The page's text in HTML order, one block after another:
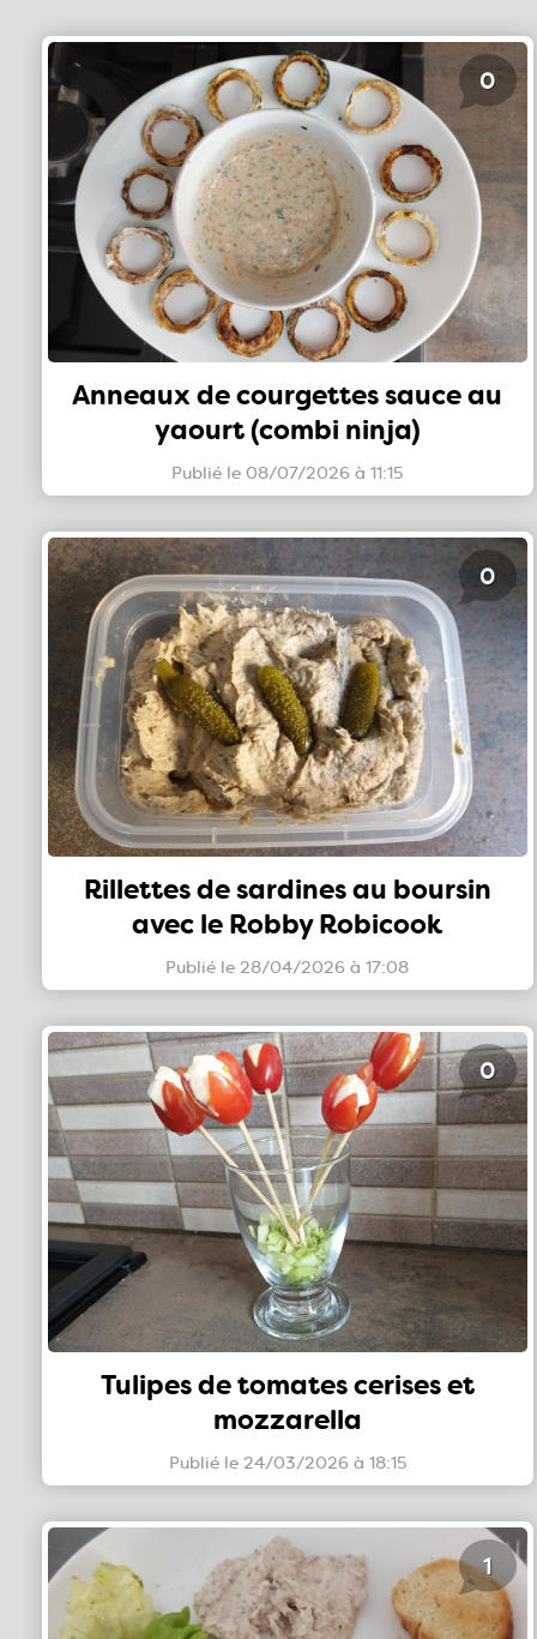
Anneaux de courgettes sauce au
yaourt (combi ninja)
Publié le 08/07/2026 à 11:15
0
Rillettes de sardines au boursin
avec le Robby Robicook
Publié le 28/04/2026 à 17:08
0
Tulipes de tomates cerises et
mozzarella
Publié le 24/03/2026 à 18:15
0
1